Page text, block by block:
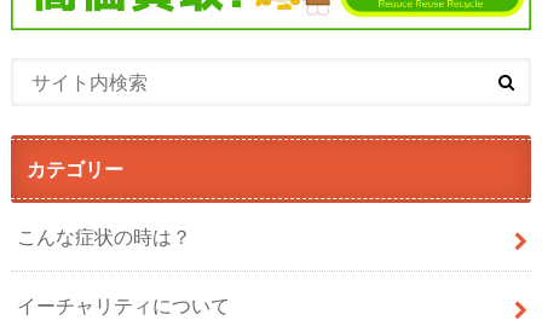
カテゴリー
こんな症状の時は？
イーチャリティについて